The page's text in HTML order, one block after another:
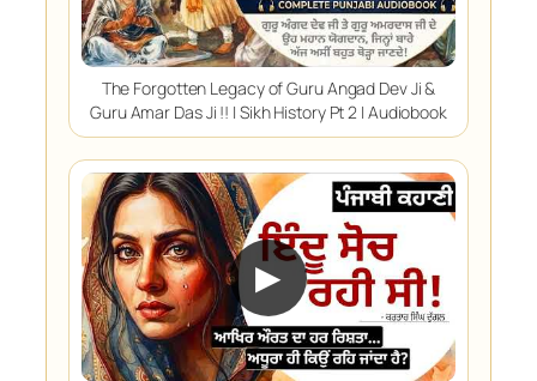
The Forgotten Legacy of Guru Angad Dev Ji &
Guru Amar Das Ji !! | Sikh History Pt 2 | Audiobook
▶